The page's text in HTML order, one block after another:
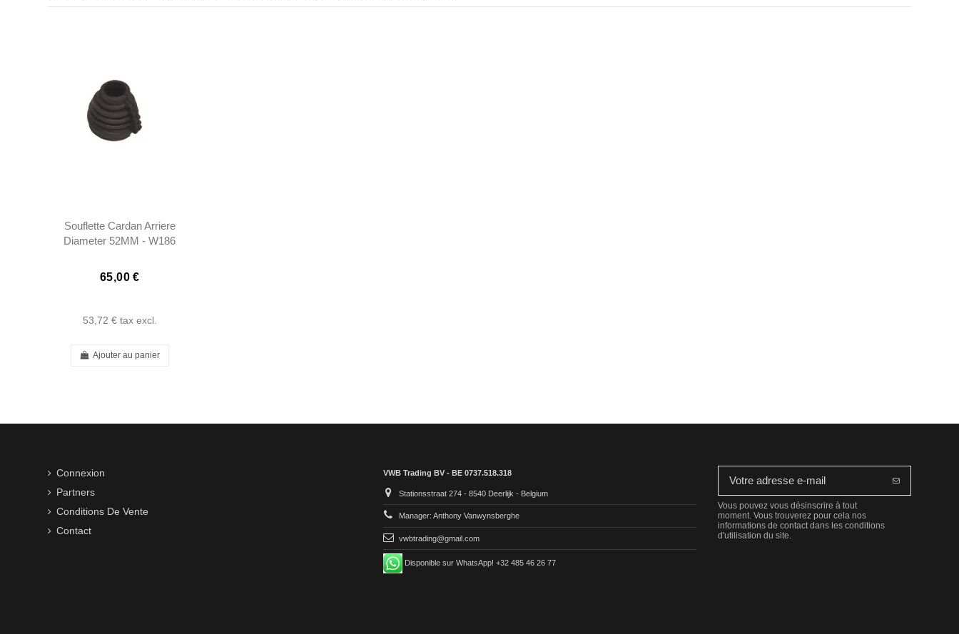
Souflette Cardan Arriere
Diameter 52MM - W186
65,00 €
53,72 € tax excl.
Ajouter au panier
Connexion
Partners
Conditions De Vente
Contact
VWB Trading BV - BE 0737.518.318
Stationsstraat 274 - 8540 Deerlijk - Belgium
Manager: Anthony Vanwynsberghe
vwbtrading@gmail.com
Disponible sur WhatsApp! +32 485 46 26 77
Vous pouvez vous désinscrire à tout
moment. Vous trouverez pour cela nos
informations de contact dans les conditions
d'utilisation du site.